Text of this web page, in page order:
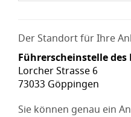
Der Standort für Ihre
Führerscheinstelle
Lorcher Strasse 6
73033 Göppingen
Sie können genau ein